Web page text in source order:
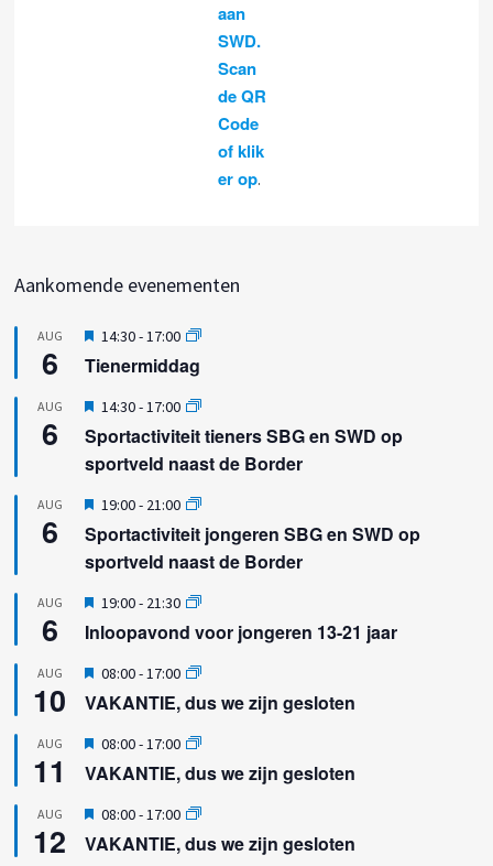
aan
SWD.
Scan
de QR
Code
of klik
er op.
Aankomende evenementen
AUG
6
U
t
g
e
l
i
h
14:30-17:00
Tienermiddag
AUG
6
U
t
g
l
i
h
t
14:30-17:00
Sportactiviteit tieners SBG en SWD op
sportveld naast de Border
AUG
6
U
t
g
l
i
h
t
19:00- 21:00
Sportactiviteit jongeren SBG en SWD op
sportveld naast de Border
AUG
6
U
i
t
g
e
l
c
h
19:00- 21:30
Inloopavond voor jongeren 13-21 jaar
AUG
10
U
i
t
g
e
l
c
h
08:00-17:00
VAKANTIE, dus we zijn gesloten
AUG
11
U
i
t
g
e
l
08:00-17:00
VAKANTIE, dus we zijn gesloten
AUG
12
U
i
t
08:00-17:00
VAKANTIE, dus we zijn gesloten